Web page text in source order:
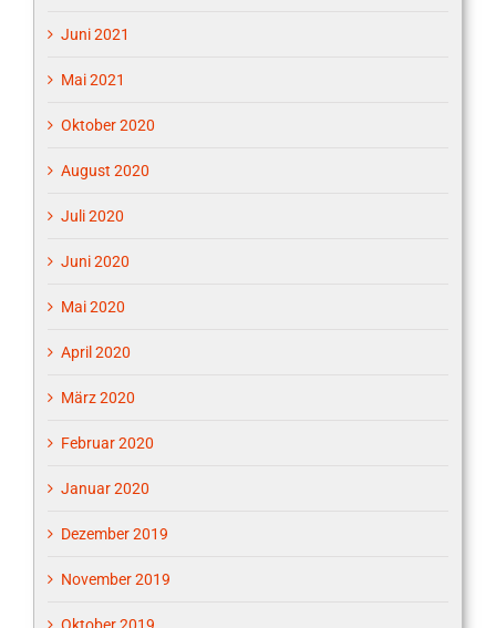
Juni 2021
Mai 2021
Oktober 2020
August 2020
Juli 2020
Juni 2020
Mai 2020
April 2020
März 2020
Februar 2020
Januar 2020
Dezember 2019
November 2019